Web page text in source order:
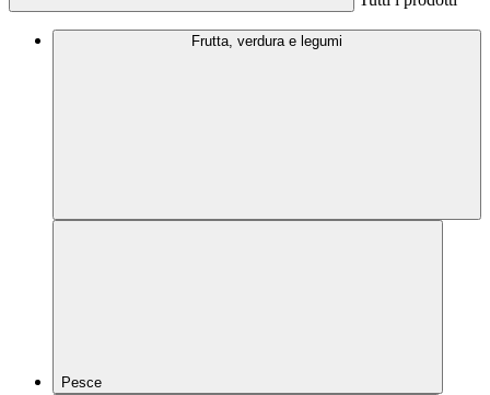
Frutta, verdura e legumi
Pesce